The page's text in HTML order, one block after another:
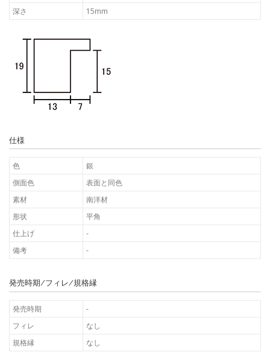
深さ
15mm
仕様
色
銀
側面色
表面と同色
素材
南洋材
形状
平角
仕上げ
-
備考
-
発売時期/フィレ/規格縁
発売時期
-
フィレ
なし
規格縁
なし